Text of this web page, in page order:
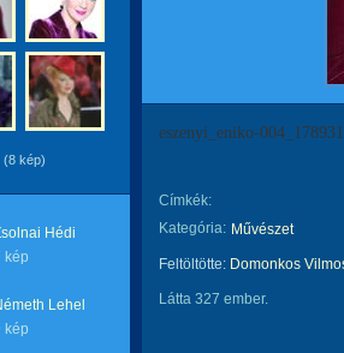
(8 kép)
Hédi
kép
Lehel
kép
eszenyi_eniko-
Címkék:
Kategória: Művészet
Feltöltötte: Domonkos
Látta 327 ember.